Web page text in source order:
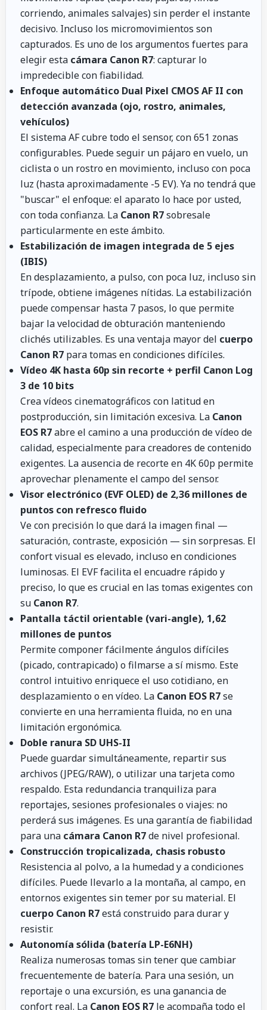
corriendo, animales salvajes) sin perder el instante
decisivo. Incluso los micromovimientos son
capturados. Es uno de los argumentos fuertes para
elegir esta cámara Canon R7: capturar lo
impredecible con fiabilidad.
Enfoque automático Dual Pixel CMOS AF II con
detección avanzada (ojo, rostro, animales,
vehículos)
El sistema AF cubre todo el sensor, con 651 zonas
configurables. Puede seguir un pájaro en vuelo, un
ciclista o un rostro en movimiento, incluso con poca
luz (hasta aproximadamente -5 EV). Ya no tendrá que
"buscar" el enfoque: el aparato lo hace por usted,
con toda confianza. La Canon R7sobresale
particularmente en este ámbito.
Estabilización de imagen integrada de 5 ejes
(IBIS)
En desplazamiento, a pulso, con poca luz, incluso sin
trípode, obtiene imágenes nítidas. La estabilización
puede compensar hasta 7 pasos, lo que permite
bajar la velocidad de obturación manteniendo
clichés utilizables. Es una ventaja mayor del cuerpo
Canon R7 para tomas en condiciones difíciles.
Vídeo 4K hasta 60p sin recorte + perfil Canon Log
3 de 10 bits
Crea vídeos cinematográficos con latitud en
postproducción, sin limitación excesiva. La Canon
EOS R7abre el camino a una producción de vídeo de
calidad, especialmente para creadores de contenido
exigentes. La ausencia de recorte en 4K 60p permite
aprovechar plenamente el campo del sensor.
Visor electrónico (EVF OLED) de 2,36 millones de
puntos con refresco fluido
Ve con precisión lo que dará la imagen final —
saturación, contraste, exposición — sin sorpresas. El
confort visual es elevado, incluso en condiciones
luminosas. El EVF facilita el encuadre rápido y
preciso, lo que es crucial en las tomas exigentes con
su Canon R7.
Pantalla táctil orientable (vari-angle), 1,62
millones de puntos
Permite componer fácilmente ángulos difíciles
(picado, contrapicado) o filmarse a sí mismo. Este
control intuitivo enriquece el uso cotidiano, en
desplazamiento o en vídeo. La Canon EOS R7se
convierte en una herramienta fluida, no en una
limitación ergonómica.
Doble ranura SD UHS-II
Puede guardar simultáneamente, repartir sus
archivos (JPEG/RAW), o utilizar una tarjeta como
respaldo. Esta redundancia tranquiliza para
reportajes, sesiones profesionales o viajes: no
perderá sus imágenes. Es una garantía de fiabilidad
para una cámara Canon R7de nivel profesional.
Construcción tropicalizada, chasis robusto
Resistencia al polvo, a la humedad y a condiciones
difíciles. Puede llevarlo a la montaña, al campo, en
entornos exigentes sin temer por su material. El
cuerpo Canon R7está construido para durar y
resistir.
Autonomía sólida (batería LP-E6NH)
Realiza numerosas tomas sin tener que cambiar
frecuentemente de batería. Para una sesión, un
reportaje o una excursión, es una ganancia de
confort real. La Canon EOS R7 le acompaña todo el